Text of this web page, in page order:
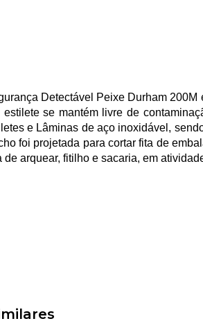
Detectável Peixe Durham
se mantém livre de
e Lâminas de aço inoxidável,
foi projetada para cortar fita de
de arquear, fitilho e sacaria, em